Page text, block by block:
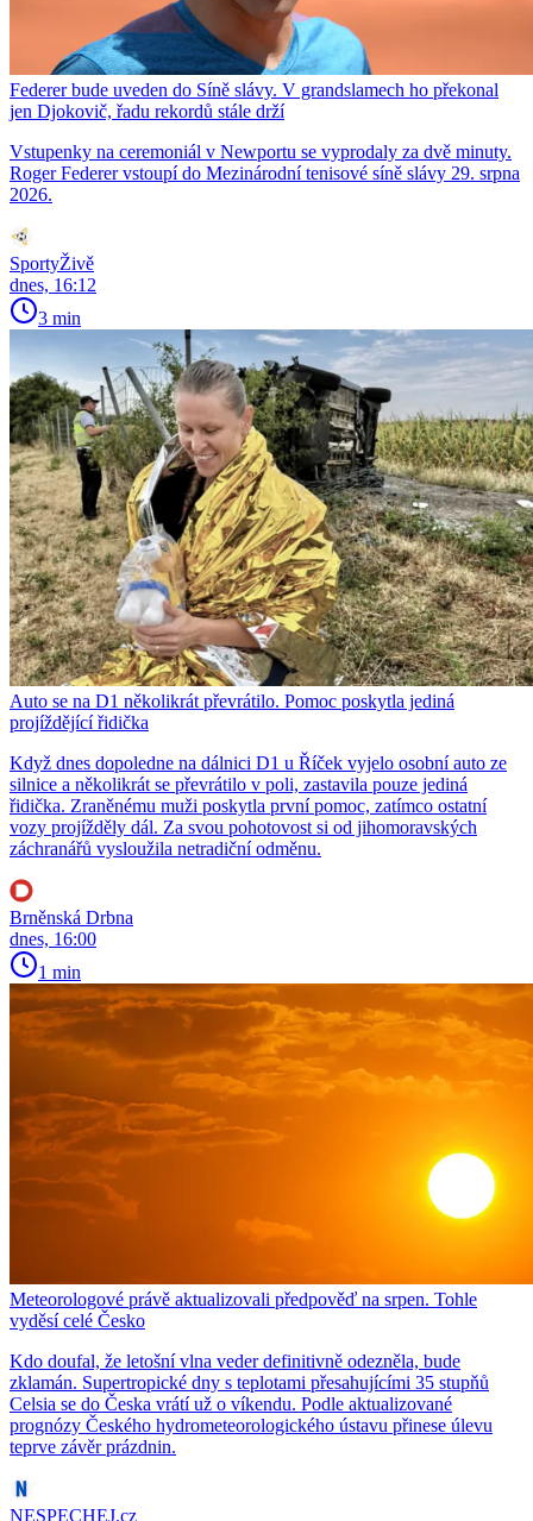
Federer bude uveden do Síně slávy. V grandslamech ho překonal
jen Djokovič, řadu rekordů stále drží
Vstupenky na ceremoniál v Newportu se vyprodaly za dvě minuty.
Roger Federer vstoupí do Mezinárodní tenisové síně slávy 29. srpna
2026.
SportyŽivě
dnes, 16:12
3 min
Auto se na D1 několikrát převrátilo. Pomoc poskytla jediná
projíždějící řidička
Když dnes dopoledne na dálnici D1 u Říček vyjelo osobní auto ze
silnice a několikrát se převrátilo v poli, zastavila pouze jediná
řidička. Zraněnému muži poskytla první pomoc, zatímco ostatní
vozy projížděly dál. Za svou pohotovost si od jihomoravských
záchranářů vysloužila netradiční odměnu.
Brněnská Drbna
dnes, 16:00
1 min
Meteorologové právě aktualizovali předpověď na srpen. Tohle
vyděsí celé Česko
Kdo doufal, že letošní vlna veder definitivně odezněla, bude
zklamán. Supertropické dny s teplotami přesahujícími 35 stupňů
Celsia se do Česka vrátí už o víkendu. Podle aktualizované
prognózy Českého hydrometeorologického ústavu přinese úlevu
teprve závěr prázdnin.
NESPECHEJ.cz